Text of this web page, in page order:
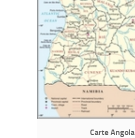
Carte Angola